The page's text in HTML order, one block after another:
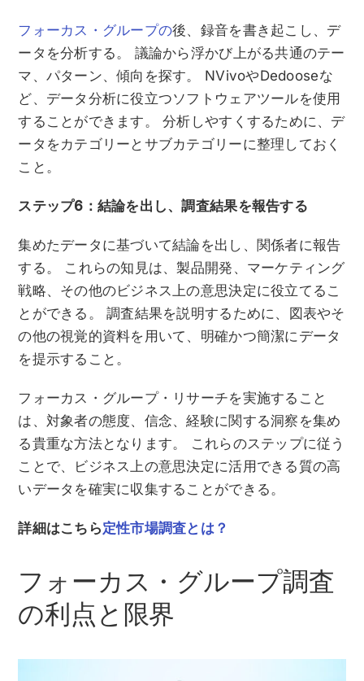
フォーカス・グループの後、録音を書き起こし、デ
ータを分析する。 議論から浮かび上がる共通のテー
マ、パターン、傾向を探す。 NVivoやDedooseな
ど、データ分析に役立つソフトウェアツールを使用
することができます。 分析しやすくするために、デ
ータをカテゴリーとサブカテゴリーに整理しておく
こと。
ステップ6：結論を出し、調査結果を報告する
集めたデータに基づいて結論を出し、関係者に報告
する。 これらの知見は、製品開発、マーケティング
戦略、その他のビジネス上の意思決定に役立てるこ
とができる。 調査結果を説明するために、図表やそ
の他の視覚的資料を用いて、明確かつ簡潔にデータ
を提示すること。
フォーカス・グループ・リサーチを実施すること
は、対象者の態度、信念、経験に関する洞察を集め
る貴重な方法となります。 これらのステップに従う
ことで、ビジネス上の意思決定に活用できる質の高
いデータを確実に収集することができる。
詳細はこちら定性市場調査とは？
フォーカス・グループ調査
の利点と限界